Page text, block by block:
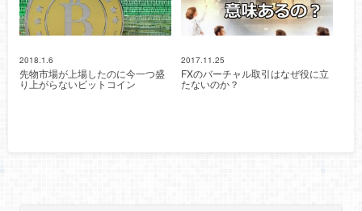
2018.1.6
先物市場が上場したのに今一つ盛
り上がらないビットコイン
2017.11.25
FXのバーチャル取引はなぜ役に立
たないのか？